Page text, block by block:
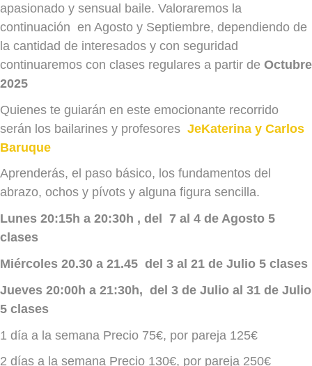
apasionado y sensual baile. Valoraremos la
continuación en Agosto y Septiembre, dependiendo de
la cantidad de interesados y con seguridad
continuaremos con clases regulares a partir de Octubre
2025
Quienes te guiarán en este emocionante recorrido
serán los bailarines y profesores JeKaterina y Carlos
Baruque
Aprenderás, el paso básico, los fundamentos del
abrazo, ochos y pívots y alguna figura sencilla.
Lunes 20:15h a 20:30h , del 7 al 4 de Agosto 5
clases
Miércoles 20.30 a 21.45 del 3 al 21 de Julio 5 clases
Jueves 20:00h a 21:30h, del 3 de Julio al 31 de Julio
5 clases
1 día a la semana Precio 75€, por pareja 125€
2 días a la semana Precio 130€, por pareja 250€